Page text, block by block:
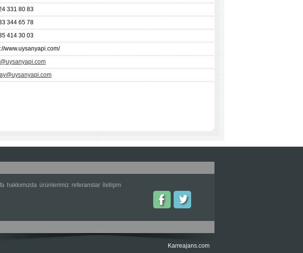
331 80 83
344 65 78
414 30 03
www.uysanyapi.com/
hakkımızda ürünlerimiz referanslar i̇letişim
Karreajans.com